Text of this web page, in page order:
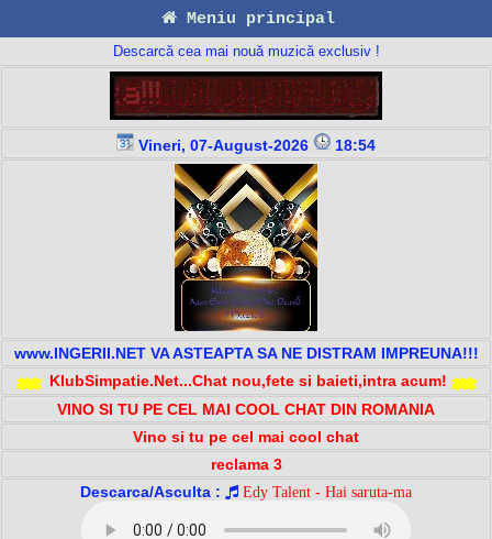
Meniu principal
Descarcă cea mai nouă muzică exclusiv !
Vineri, 07-August-2026 18:54
www.INGERII.NET VA ASTEAPTA SA NE DISTRAM IMPREUNA!!!
KlubSimpatie.Net...Chat nou,fete si baieti,intra acum!
VINO SI TU PE CEL MAI COOL CHAT DIN ROMANIA
Vino si tu pe cel mai cool chat
reclama 3
Descarca/Asculta :
Edy Talent - Hai saruta-ma